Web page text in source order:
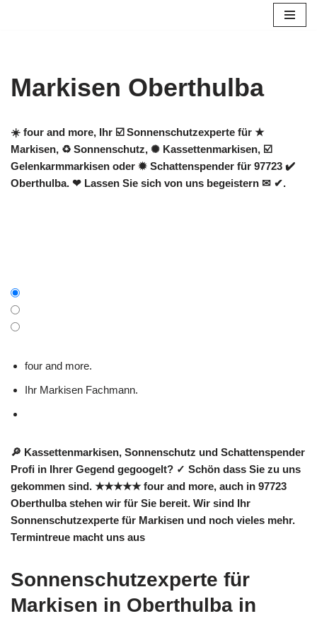
Markisen Oberthulba
☀️ four and more, Ihr ☑️ Sonnenschutzexperte für ★
Markisen, ♻ Sonnenschutz, ✺ Kassettenmarkisen, ☑️
Gelenkarmmarkisen oder ✹ Schattenspender für 97723 ✔️
Oberthulba. ❤ Lassen Sie sich von uns begeistern ✉ ✔.
four and more.
Ihr Markisen Fachmann.
🔎 Kassettenmarkisen, Sonnenschutz und Schattenspender
Profi in Ihrer Gegend gegoogelt? ✓ Schön dass Sie zu uns
gekommen sind. ★★★★★ four and more, auch in 97723
Oberthulba stehen wir für Sie bereit. Wir sind Ihr
Sonnenschutzexperte für Markisen und noch vieles mehr.
Termintreue macht uns aus
Sonnenschutzexperte für
Markisen in Oberthulba in